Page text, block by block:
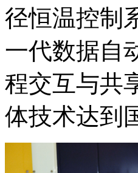
径恒温控制
一代数据自
程交互与共
体技术达到